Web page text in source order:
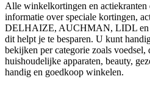
Alle winkelkortingen en
informatie over speciale kortingen,
DELHAIZE, AUCHMAN, LIDL en
dit helpt je te besparen. U kunt
bekijken per categorie zoals voedsel,
huishoudelijke apparaten, beauty,
handig en goedkoop winkelen.